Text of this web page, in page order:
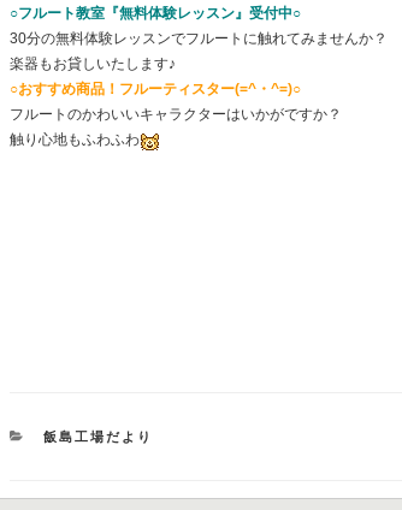
○フルート教室『無料体験レッスン』受付中○
30分の無料体験レッスンでフルートに触れてみませんか？
楽器もお貸しいたします♪
○おすすめ商品！フルーティスター(=^・^=)○
フルートのかわいいキャラクターはいかがですか？
触り心地もふわふわ
カ
飯島工場だより